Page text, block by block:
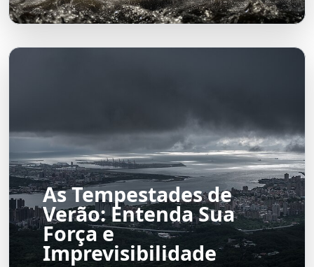
As Tempestades de
Verão: Entenda Sua
Força e
Imprevisibilidade